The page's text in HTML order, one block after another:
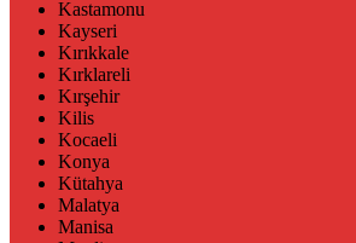
Kastamonu
Kayseri
Kırıkkale
Kırklareli
Kırşehir
Kilis
Kocaeli
Konya
Kütahya
Malatya
Manisa